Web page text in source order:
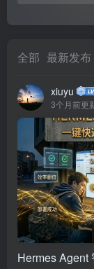
全部 最新发布
xiuyu
3个月前更
Hermes Agent